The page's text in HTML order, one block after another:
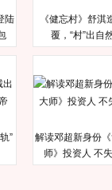
陆
《健忘村》舒淇
覆，“村”出自
”
解读邓超新身份
师》投资人 不